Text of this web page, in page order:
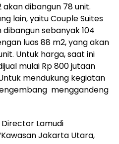
akan dibangun 78 unit.
lain, yaitu Couple Suites
sebanyak 104
luas 88 m2, yang akan
Untuk harga, saat ini
mulai Rp 800 jutaan
mendukung kegiatan
menggandeng
Lamudi
Jakarta Utara,